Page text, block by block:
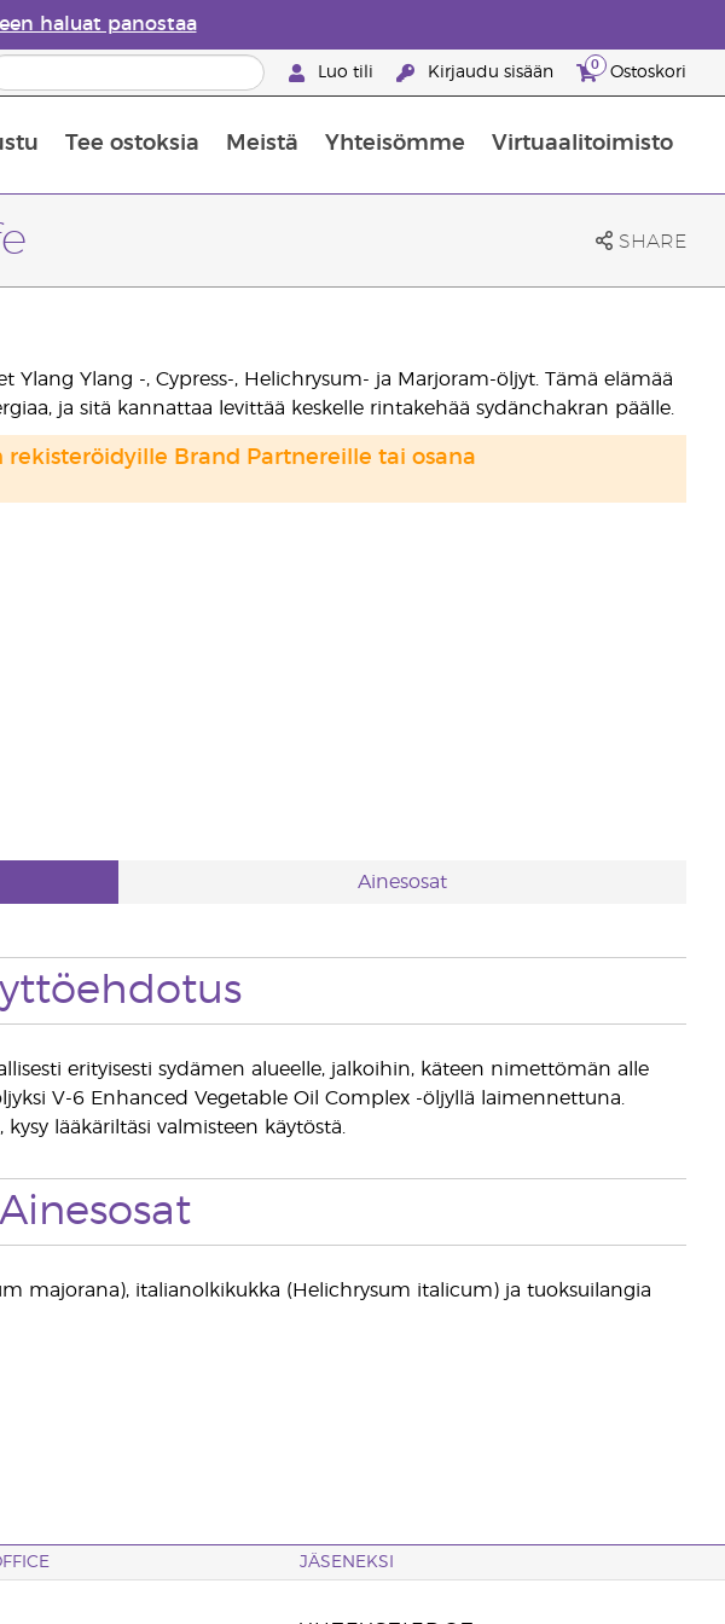
haluat panostaa
Luo tili Kirjaudu sisään 0 Ostoskori
Tee ostoksia Meistä Yhteisömme Virtuaalitoimisto
SHARE
Ylang Ylang -, Cypress-, Helichrysum- ja Marjoram-öljyt. Tämä elämää
ja sitä kannattaa levittää keskelle rintakehää sydänchakran päälle.
Brand Partnereille tai osana
Ainesosat
erityisesti sydämen alueelle, jalkoihin, käteen nimettömän alle
V-6 Enhanced Vegetable Oil Complex -öljyllä laimennettuna.
lääkäriltäsi valmisteen käytöstä.
Ainesosat
majorana), italianolkikukka (Helichrysum italicum) ja tuoksuilangia
JÄSENEKSI